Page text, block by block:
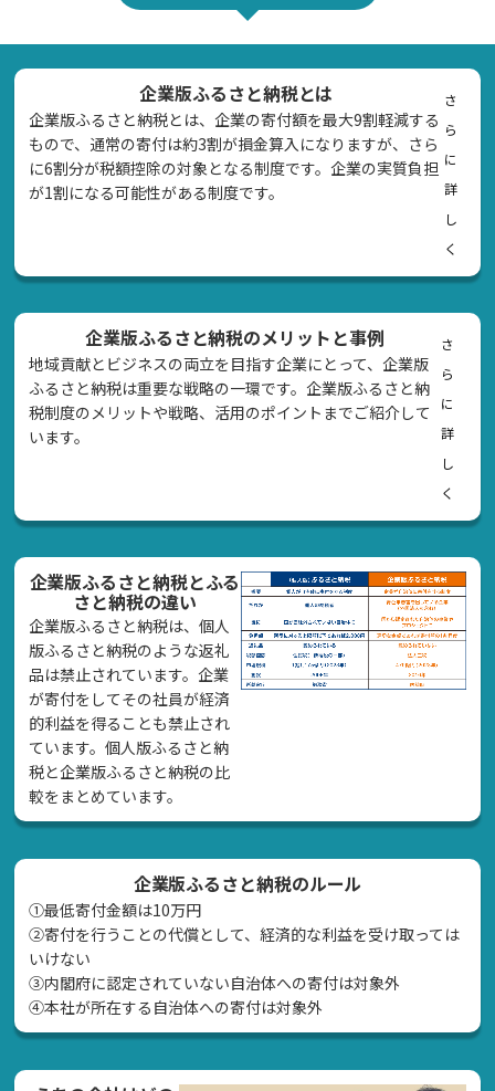
企業版ふるさと納税とは
企業版ふるさと納税とは、企業の寄付額を最大9割軽減する
もので、通常の寄付は約3割が損金算入になりますが、さら
に6割分が税額控除の対象となる制度です。企業の実質負担
が1割になる可能性がある制度です。
さ
ら
に
詳
し
く
企業版ふるさと納税のメリットと事例
地域貢献とビジネスの両立を目指す企業にとって、企業版
ふるさと納税は重要な戦略の一環です。企業版ふるさと納
税制度のメリットや戦略、活用のポイントまでご紹介して
います。
さ
ら
に
詳
し
く
企業版ふるさと納税とふる
さと納税の違い
企業版ふるさと納税は、個人
版ふるさと納税のような返礼
品は禁止されています。企業
が寄付をしてその社員が経済
的利益を得ることも禁止され
ています。個人版ふるさと納
税と企業版ふるさと納税の比
較をまとめています。
企業版ふるさと納税のルール
①最低寄付金額は10万円
②寄付を行うことの代償として、経済的な利益を受け取っては
いけない
➂内閣府に認定されていない自治体への寄付は対象外
④本社が所在する自治体への寄付は対象外